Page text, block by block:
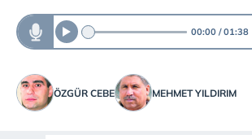
00:00 01:38
ÖZGÜR CEBE MEHMET YILDIRIM